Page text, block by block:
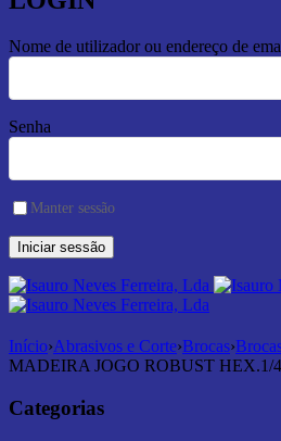
Nome de utilizador ou endereço de
Senha
Manter sessão
Início›Abrasivos e Corte›Brocas›
MADEIRA JOGO ROBUST HEX.1/
Categorias